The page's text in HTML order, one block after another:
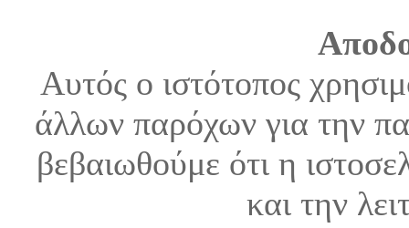
Αυτός ο ιστότοπος
άλλων παρόχων για την
βεβαιωθούμε ότι η
και την